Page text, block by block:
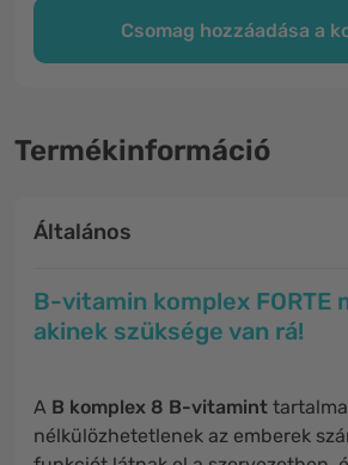
Csomag hozzáadása a
Termékinformáció
Általános
B-vitamin komplex FORTE
akinek szüksége van rá!
A B komplex 8 B-vitamint
nélkülözhetetlenek az emberek